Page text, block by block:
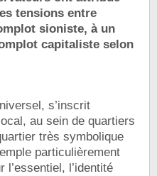
tensions entre
sioniste, à un
capitaliste selon
s’inscrit
au sein de quartiers
très symbolique
particulièrement
l’essentiel, l’identité